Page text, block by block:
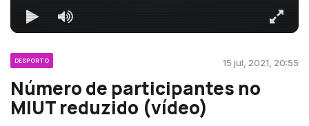
DESPORTO 15 jul, 2021, 20:55
Número de participantes no
MIUT reduzido (vídeo)